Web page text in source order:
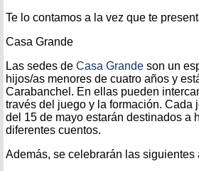
Te lo contamos a la vez que te
Casa Grande
Las sedes de Casa Grande son un
hijos/as menores de cuatro años y
Carabanchel. En ellas pueden
través del juego y la formación. Cada
del 15 de mayo estarán destinados a
diferentes cuentos.
Además, se celebrarán las siguientes